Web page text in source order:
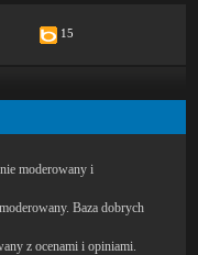
15
moderowany i
Baza dobrych
z ocenami i opiniami.